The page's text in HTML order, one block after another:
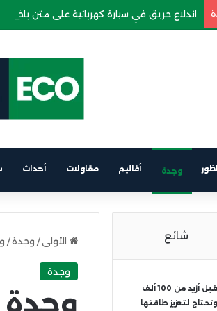
اندلاع حريق في سيارة كهربائية على متن باخرة
وجدة أقاليم مقاولات أحداث
الأولى / وجدة/
وجدة
وجدة
شائع
الناظور تستقبل أزيد من 100 ألف
لتعزيز طاقتها